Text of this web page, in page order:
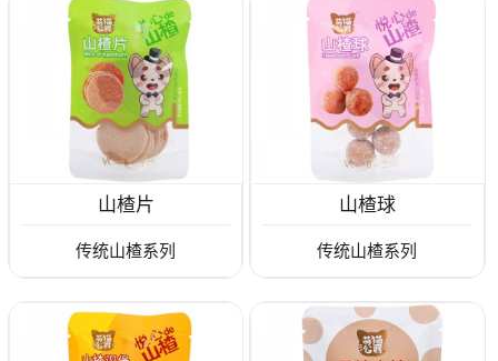
山楂片
传统山楂系列
山楂球
传统山楂系列